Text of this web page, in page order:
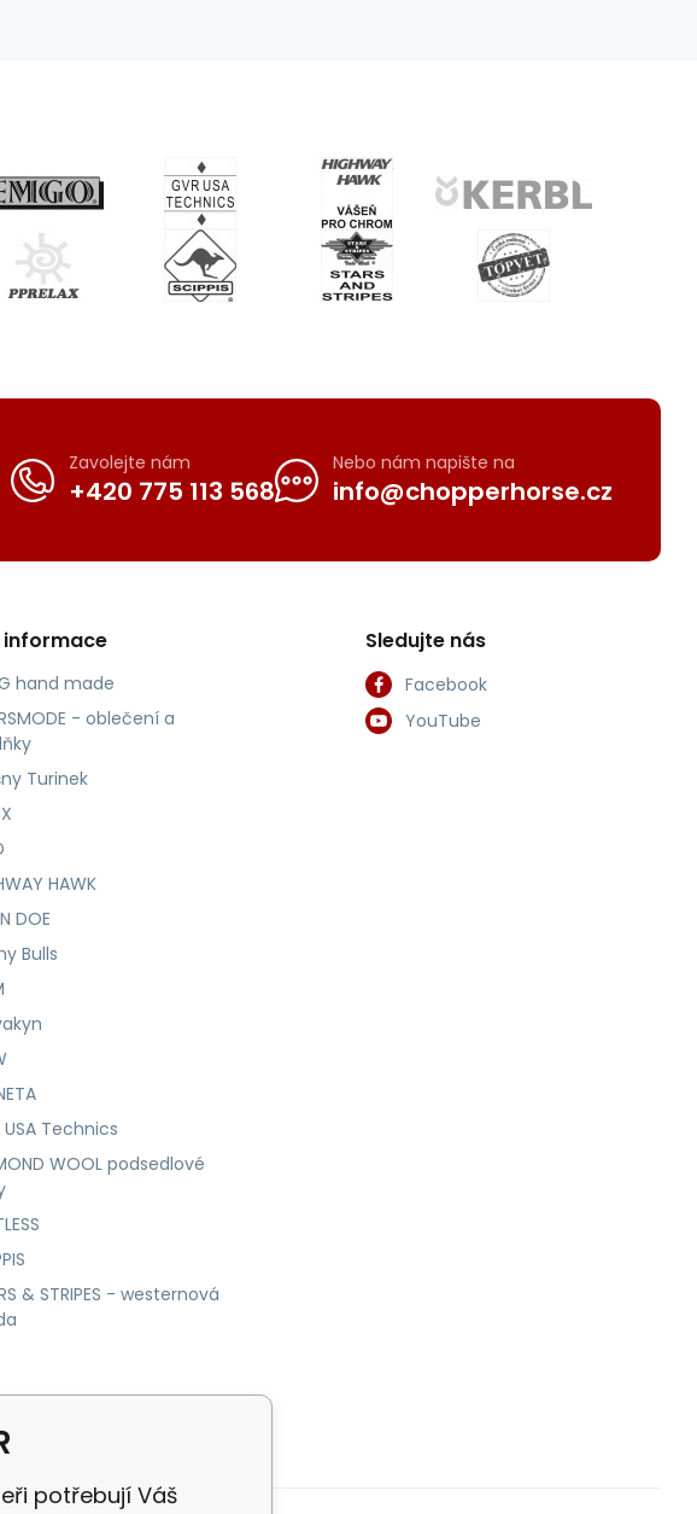
Zavolejte nám
+420 775 113 568
Nebo nám napište na
info@chopperhorse.cz
informace
hand made
- oblečení a
Turinek
HAWK
DOE
Bulls
USA Technics
WOOL podsedlové
& STRIPES - westernová
Sledujte nás
Facebook
YouTube
potřebují Váš